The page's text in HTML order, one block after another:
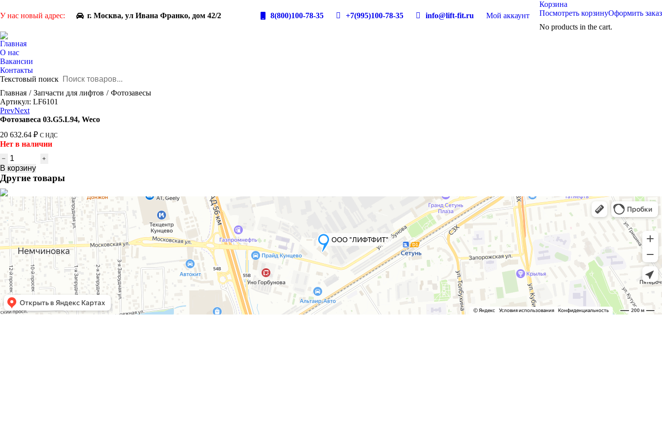
У нас новый адрес: г. Москва, ул Ивана Франко, дом 42/2 8(800)100-78-35 +7(995)100-78-35 info@lift-fit.ru Мой аккаунт
Корзина
Посмотреть корзинуОформить заказ
No products in the cart.
Главная
О нас
Вакансии
Контакты
Текстовый поиск
You are here:
Главная Запчасти для лифтов
Фотозавесы
Артикул: LF6101
PrevNext
Фотозавеса 03.G5.L94, Weco
20 632.64 ₽ С НДС
Нет в наличии
Количество
товара
Фотозавеса
03.G5.L94,
Weco
В корзину
Другие товары